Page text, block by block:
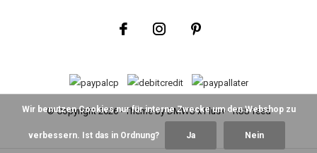
© Copyright2026- Theme ByDMWSxPlus+-RSS feed
Wir benutzen Cookies nur für interne Zwecke um den Webshop zu
verbessern. Ist das in Ordnung? Ja Nein